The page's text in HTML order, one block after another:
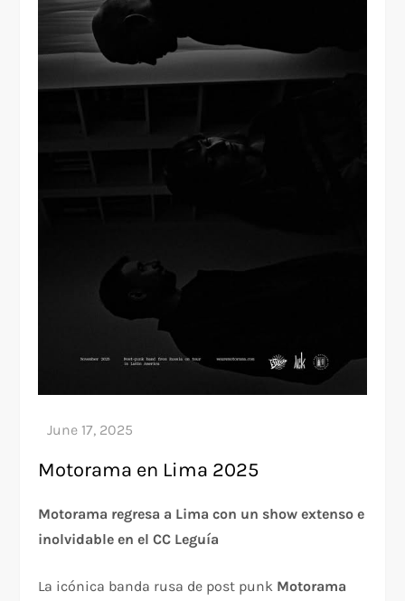
Motorama en Lima 2025
Motorama regresa a Lima con un show extenso e
inolvidable en el CC Leguía
La icónica banda rusa de post punk Motorama